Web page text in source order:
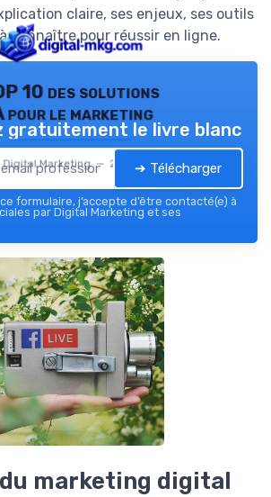
claire, ses enjeux, ses outils
connaître pour réussir en ligne.
10 des solutions
pour le marketing
Digital Marketing — 2026
gratuitement le livre blanc
➔ Télécharger
formulaire, j’accepte d’être contacté(e) à
par Digital Marketing et ses
marketing digital